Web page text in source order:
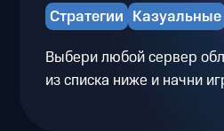
Стратегии Казуальные
Выбери любой сервер
из списка ниже и начни